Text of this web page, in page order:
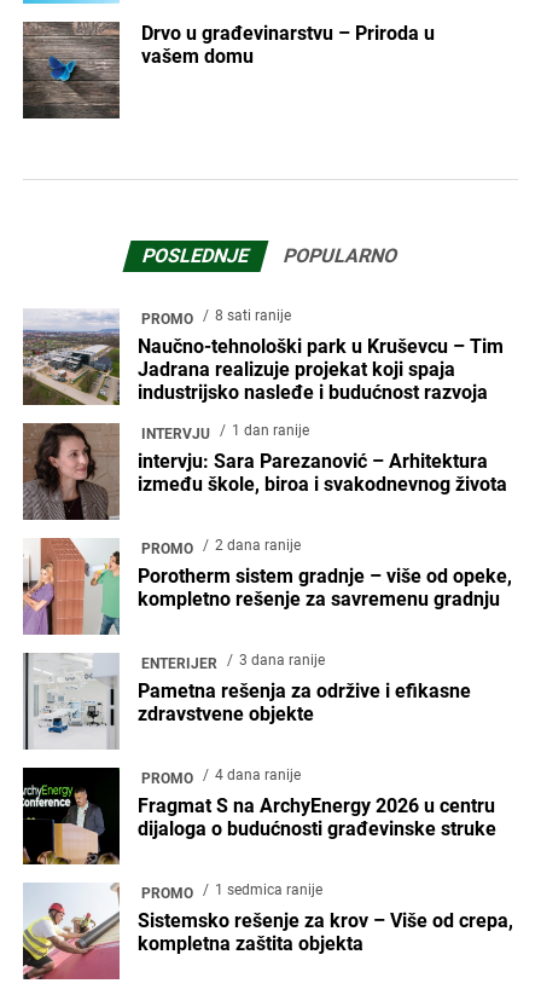
Drvo u građevinarstvu – Priroda u
vašem domu
POSLEDNJE POPULARNO
PROMO 8 sati ranije
Naučno-tehnološki park u Kruševcu – Tim
Jadrana realizuje projekat koji spaja
industrijsko nasleđe i budućnost razvoja
INTERVJU 1 dan ranije
intervju: Sara Parezanović – Arhitektura
između škole, biroa i svakodnevnog života
PROMO 2 dana ranije
Porotherm sistem gradnje – više od opeke,
kompletno rešenje za savremenu gradnju
ENTERIJER 3 dana ranije
Pametna rešenja za održive i efikasne
zdravstvene objekte
PROMO 4 dana ranije
Fragmat S na ArchyEnergy 2026 u centru
dijaloga o budućnosti građevinske struke
PROMO 1 sedmica ranije
Sistemsko rešenje za krov – Više od crepa,
kompletna zaštita objekta